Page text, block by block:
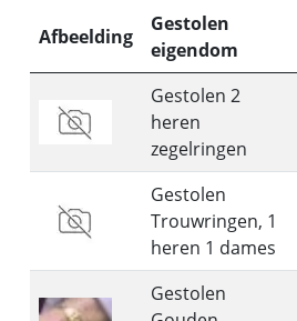
Afbeelding
Gestolen
eigendom
Gestolen 2
heren
zegelringen
Gestolen
Trouwringen, 1
heren 1 dames
Gestolen